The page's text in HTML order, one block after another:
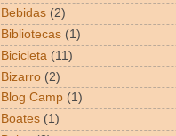
Bebidas (2)
Bibliotecas (1)
Bicicleta (11)
Bizarro (2)
Blog Camp (1)
Boates (1)